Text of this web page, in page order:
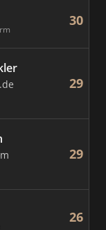
30
29
29
26